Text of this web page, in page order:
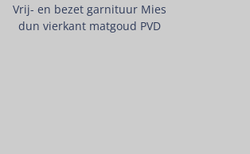
Vrij- en bezet garnituur Mies
dun vierkant matgoud PVD